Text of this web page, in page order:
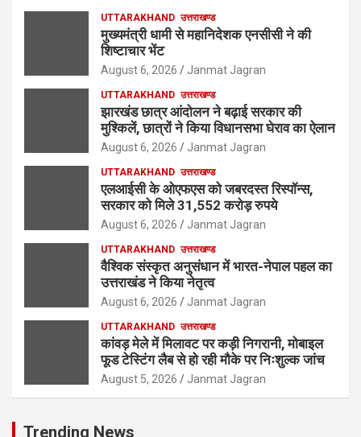
UTTARAKHAND उत्तराखण्ड
मुख्यमंत्री धामी से महानिदेशक एनसीसी ने की
शिष्टाचार भेंट
August 6, 2026 Janmat Jagran
UTTARAKHAND उत्तराखण्ड
झारखंड छात्र आंदोलन ने बढ़ाई सरकार की
मुश्किलें, छात्रों ने किया विधानसभा घेराव का ऐलान
August 6, 2026 Janmat Jagran
UTTARAKHAND उत्तराखण्ड
एलआईसी के ओएफएस को जबरदस्त रिस्पॉन्स,
सरकार को मिले 31,552 करोड़ रुपये
August 6, 2026 Janmat Jagran
UTTARAKHAND उत्तराखण्ड
वैश्विक संस्कृत अनुसंधान में भारत-नेपाल पहल का
उत्तराखंड ने किया नेतृत्व
August 6, 2026 Janmat Jagran
UTTARAKHAND उत्तराखण्ड
कांवड़ मेले में मिलावट पर कड़ी निगरानी, मोबाइल
फूड टेस्टिंग लैब से हो रही मौके पर निःशुल्क जांच
August 5, 2026 Janmat Jagran
Trending News